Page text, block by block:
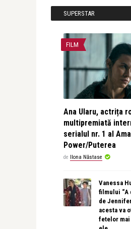
SUPERSTAR
FILM
Ana Ularu, actrița
multipremiată
serialul nr. 1 al
Power/Puterea
de Ilona Năstase
Vanessa
filmului “A
de
acesta va
fetelor